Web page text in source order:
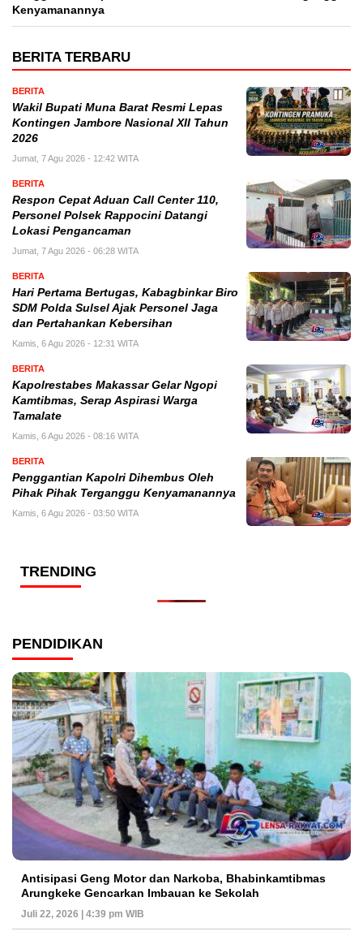
Kenyamanannya
BERITA TERBARU
BERITA
Wakil Bupati Muna Barat Resmi Lepas
Kontingen Jambore Nasional XII Tahun
2026
Jumat, 7 Agu 2026 - 12:42 WITA
BERITA
Respon Cepat Aduan Call Center 110,
Personel Polsek Rappocini Datangi
Lokasi Pengancaman
Jumat, 7 Agu 2026 - 06:28 WITA
BERITA
Hari Pertama Bertugas, Kabagbinkar Biro
SDM Polda Sulsel Ajak Personel Jaga
dan Pertahankan Kebersihan
Kamis, 6 Agu 2026 - 12:31 WITA
BERITA
Kapolrestabes Makassar Gelar Ngopi
Kamtibmas, Serap Aspirasi Warga
Tamalate
Kamis, 6 Agu 2026 - 08:16 WITA
BERITA
Penggantian Kapolri Dihembus Oleh
Pihak Pihak Terganggu Kenyamanannya
Kamis, 6 Agu 2026 - 03:50 WITA
TRENDING
PENDIDIKAN
Antisipasi Geng Motor dan Narkoba, Bhabinkamtibmas
Arungkeke Gencarkan Imbauan ke Sekolah
Juli 22, 2026 | 4:39 pm WIB